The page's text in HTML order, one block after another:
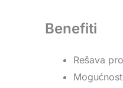
Benefiti
Rešava